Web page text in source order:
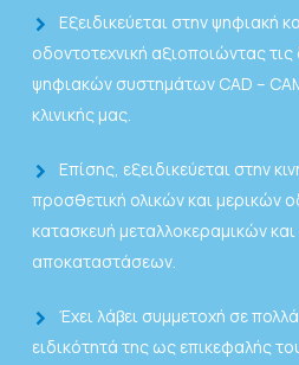
Εξειδικεύεται στην ψηφιακή
οδοντοτεχνική αξιοποιώντας
ψηφιακών συστημάτων CAD –
κλινικής μας.
Επίσης, εξειδικεύεται στην
προσθετική ολικών και μερικών
κατασκευή μεταλλοκεραμικών
αποκαταστάσεων.
Έχει λάβει συμμετοχή σε
ειδικότητά της ως επικεφαλής